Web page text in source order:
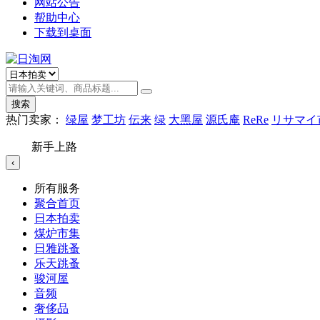
网站公告
帮助中心
下载到桌面
搜索
热门卖家： 绿屋 梦工坊 伝来 绿 大黑屋 源氏庵 ReRe リサマ
新手上路
‹
所有服务
聚合首页
日本拍卖
煤炉市集
日雅跳蚤
乐天跳蚤
骏河屋
音频
奢侈品